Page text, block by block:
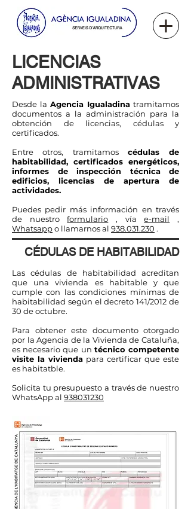
LICENCIAS
ADMINISTRATIVAS
Desde la Agencia Igualadina tramitamos
documentos a la administración para la
obtención de licencias, cédulas y
certificados.
Entre otros, tramitamos cédulas de
habitabilidad, certificados energéticos,
informes de inspección técnica de
edificios, licencias de apertura de
actividades.
Puedes pedir más información en través
de nuestroformulario , víae-mail ,
Whatsappo llamarnos al 938.031.230 .
CÉDULAS DE HABITABILIDAD
Las cédulas de habitabilidad acreditan
que una vivienda es habitable y que
cumple con las condiciones mínimas de
habitabilidad según el decreto 141/2012 de
30 de octubre.
Para obtener este documento otorgado
por la Agencia de la Vivienda de Cataluña,
es necesario que un técnico competente
visite la vivienda para certificar que este
es habitatble.
Solicita tu presupuesto a través de nuestro
WhatsApp al 938031230